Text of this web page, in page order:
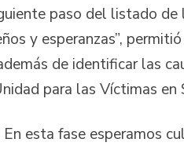
paso del listado de
y esperanzas”,
de identificar las
para las Víctimas en
esta fase esperamos